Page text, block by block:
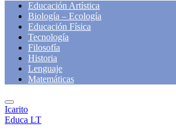
Educación Artística
Biología – Ecología
Educación Física
Tecnología
Filosofía
Historia
Lenguaje
Matemáticas
Icarito
Educa LT